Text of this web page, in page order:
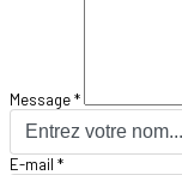
Message *
E-mail *